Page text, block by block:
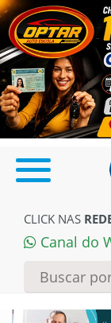
CLICK NAS
Canal do